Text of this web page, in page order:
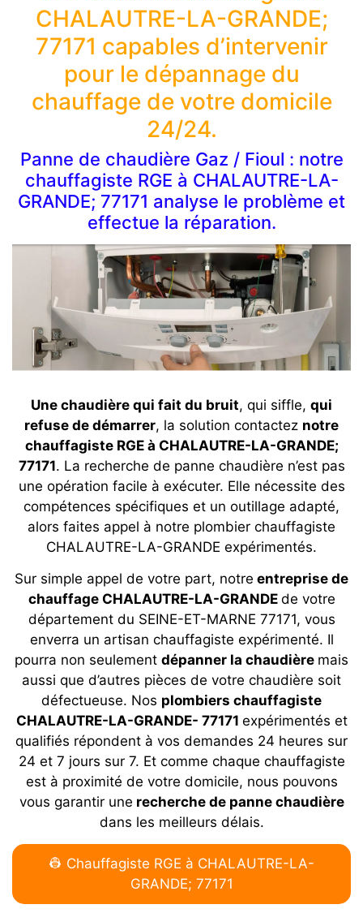
CHALAUTRE-LA-GRANDE;
77171 capables d’intervenir
pour le dépannage du
chauffage de votre domicile
24/24.
Panne de chaudière Gaz / Fioul : notre
chauffagiste RGE à CHALAUTRE-LA-
GRANDE; 77171 analyse le problème et
effectue la réparation.
Une chaudière qui fait du bruit, qui siffle, qui
refuse de démarrer, la solution contactez notre
chauffagiste RGE à CHALAUTRE-LA-GRANDE;
77171. La recherche de panne chaudière n’est pas
une opération facile à exécuter. Elle nécessite des
compétences spécifiques et un outillage adapté,
alors faites appel à notre plombier chauffagiste
CHALAUTRE-LA-GRANDE expérimentés.
Sur simple appel de votre part, notre entreprise de
chauffage CHALAUTRE-LA-GRANDE de votre
département du SEINE-ET-MARNE 77171, vous
enverra un artisan chauffagiste expérimenté. Il
pourra non seulement dépanner la chaudière mais
aussi que d’autres pièces de votre chaudière soit
défectueuse. Nos plombiers chauffagiste
CHALAUTRE-LA-GRANDE- 77171 expérimentés et
qualifiés répondent à vos demandes 24 heures sur
24 et 7 jours sur 7. Et comme chaque chauffagiste
est à proximité de votre domicile, nous pouvons
vous garantir une recherche de panne chaudière
dans les meilleurs délais.
👷 Chauffagiste RGE à CHALAUTRE-LA-
GRANDE; 77171